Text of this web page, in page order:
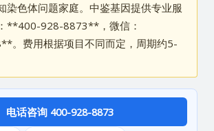
染色体问题家庭。中鉴基因提供专业服
**400-928-8873**，微信：
。费用根据项目不同而定，周期约5-
电话咨询 400-928-8873